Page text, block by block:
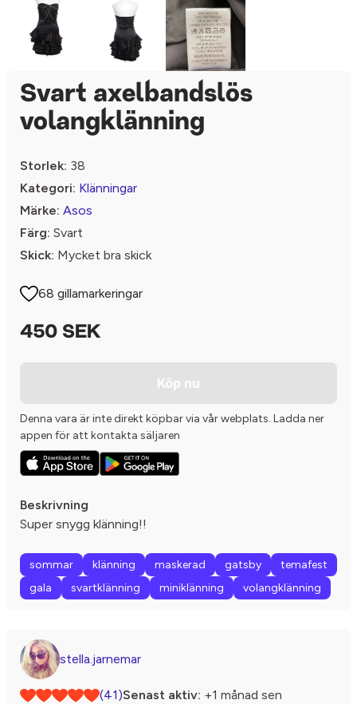
Svart axelbandslös
volangklänning
Storlek: 38
Kategori: Klänningar
Märke: Asos
Färg: Svart
Skick: Mycket bra skick
68 gillamarkeringar
450 SEK
Köp nu
Denna vara är inte direkt köpbar via vår webplats. Ladda ner
appen för att kontakta säljaren
Beskrivning
Super snygg klänning!!
sommar klänning maskerad gatsby
temafest
gala
svartklänning miniklänning volangklänning
stella.jarnemar
(41)Senast aktiv: +1 månad sen